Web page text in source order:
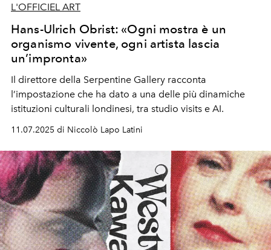
L'OFFICIEL ART
Hans-Ulrich Obrist: «Ogni mostra è un
organismo vivente, ogni artista lascia
un’impronta»
Il direttore della Serpentine Gallery racconta
l’impostazione che ha dato a una delle più dinamiche
istituzioni culturali londinesi, tra studio visits e AI.
11.07.2025 di Niccolò Lapo Latini